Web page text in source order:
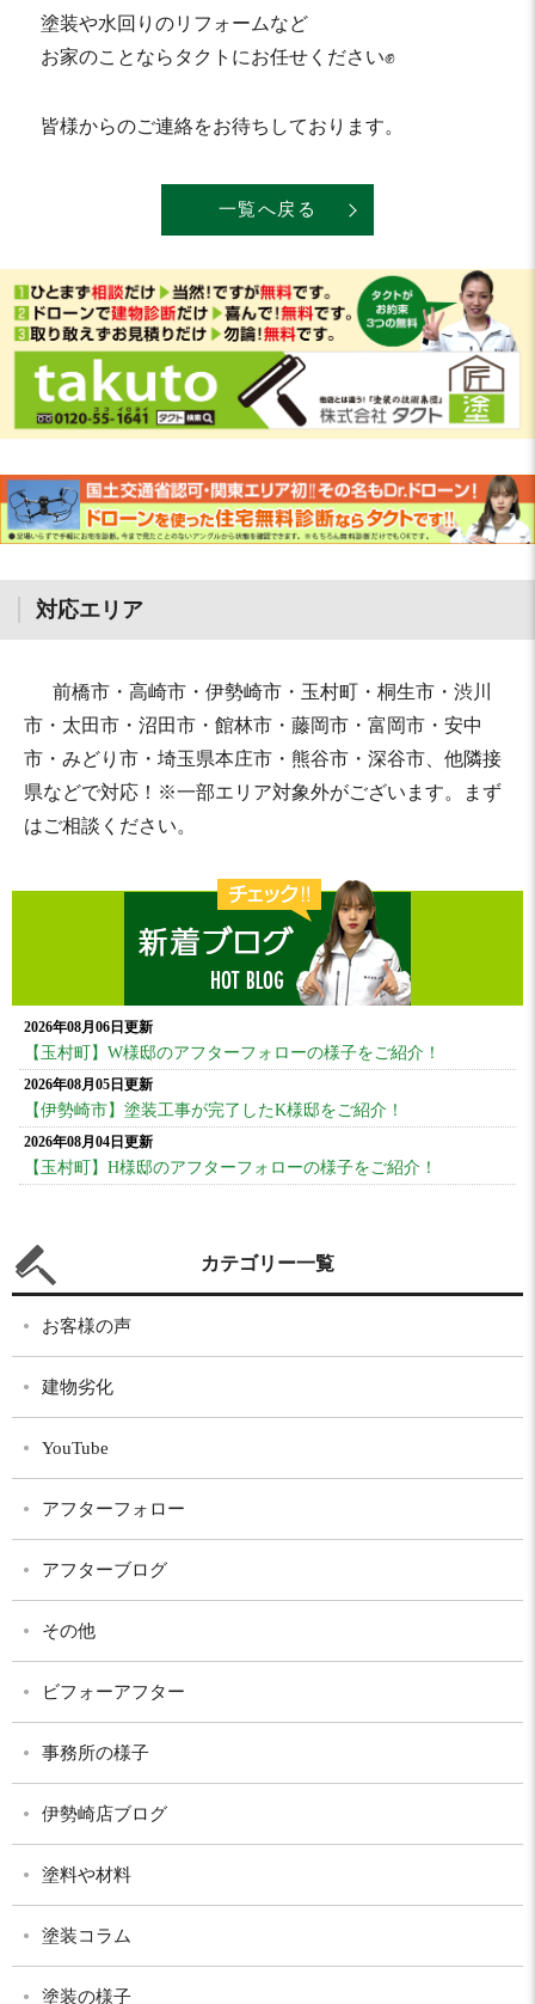
塗装や水回りのリフォームなど
お家のことならタクトにお任せください✊
皆様からのご連絡をお待ちしております。
一覧へ戻る
対応エリア
前橋市・高崎市・伊勢崎市・玉村町・桐生市・渋川
市・太田市・沼田市・館林市・藤岡市・富岡市・安中
市・みどり市・埼玉県本庄市・熊谷市・深谷市、他隣接
県などで対応！※一部エリア対象外がございます。まず
はご相談ください。
2026年08月06日更新
【玉村町】W様邸のアフターフォローの様子をご紹介！
2026年08月05日更新
【伊勢崎市】塗装工事が完了したK様邸をご紹介！
2026年08月04日更新
【玉村町】H様邸のアフターフォローの様子をご紹介！
カテゴリー一覧
お客様の声
建物劣化
YouTube
アフターフォロー
アフターブログ
その他
ビフォーアフター
事務所の様子
伊勢崎店ブログ
塗料や材料
塗装コラム
塗装の様子